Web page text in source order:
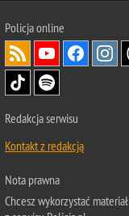
Policjaonline
Redakcja serwisu
Kontakt z redakcją
Nota prawna
Chcesz wykorzystać materiał